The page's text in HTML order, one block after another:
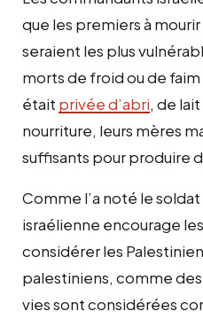
que les premiers à mourir
seraient les plus
morts de froid ou de
était privée d’abri, de
nourriture, leurs mères
suffisants pour produire
Comme l’a noté le
israélienne encourage
considérer les
palestiniens, comme des
vies sont considérées